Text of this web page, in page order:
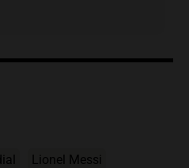
Lionel Messi